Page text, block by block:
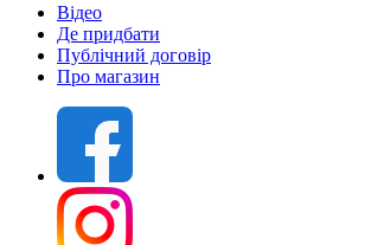
Відео
Де придбати
Публічний договір
Про магазин